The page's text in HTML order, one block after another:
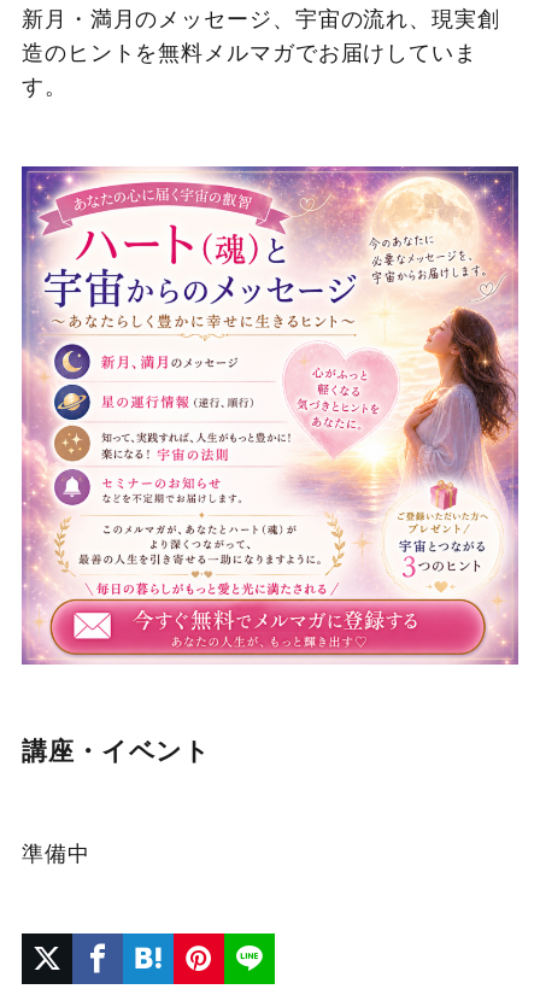
新月・満月のメッセージ、宇宙の流れ、現実創
造のヒントを無料メルマガでお届けしていま
す。
講座・イベント
準備中